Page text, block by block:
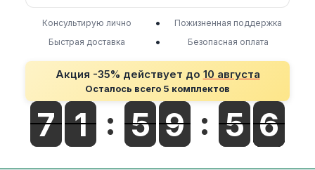
Консультирую лично •
Пожизненная поддержка
Быстрая доставка
• Безопасная оплата
Акция -35% действует до 10 августа
Осталось всего 5 комплектов